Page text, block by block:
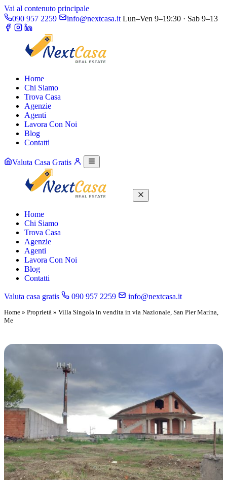
Vai al contenuto principale
090 957 2259
info@nextcasa.it Lun–Ven 9–19:30 · Sab 9–13
Home
Chi Siamo
Trova Casa
Agenzie
Agenti
Lavora Con Noi
Blog
Contatti
Valuta Casa Gratis
Home
Chi Siamo
Trova Casa
Agenzie
Agenti
Lavora Con Noi
Blog
Contatti
Valuta casa gratis 090 957 2259 info@nextcasa.it
Home » Proprietà » Villa Singola in vendita in via Nazionale, San Pier Marina,
Me